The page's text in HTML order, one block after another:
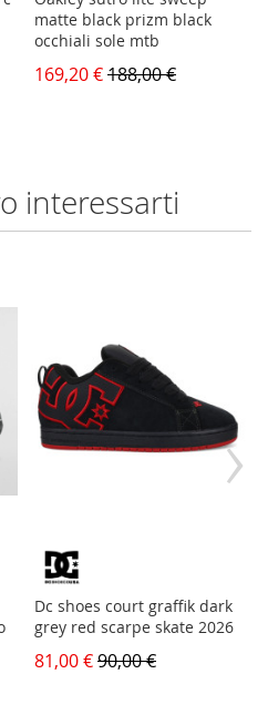
matte black prizm black
occhiali sole mtb
169,20 €188,00 €
interessarti
Dc shoes court graffik dark
grey red scarpe skate 2026
81,00 €90,00 €
›